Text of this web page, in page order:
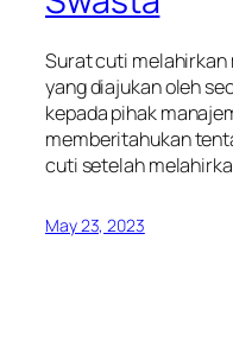
Surat cuti melahirkan
yang diajukan oleh
kepada pihak
memberitahukan
cuti setelah
May 23, 2023